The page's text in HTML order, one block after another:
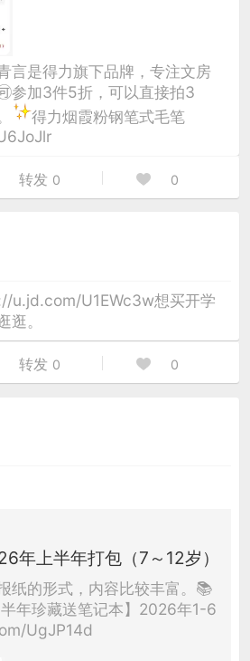
言是得力旗下品牌，专注文房
参加3件5折，可以直接拍3
得力烟霞粉钢笔式毛笔
转发 0 0
u.jd.com/U1EWc3w想买开学
逛。
转发 0 0
年上半年打包（7～12岁）
纸的形式，内容比较丰富。📚
半年珍藏送笔记本】2026年1-6
UgJP14d